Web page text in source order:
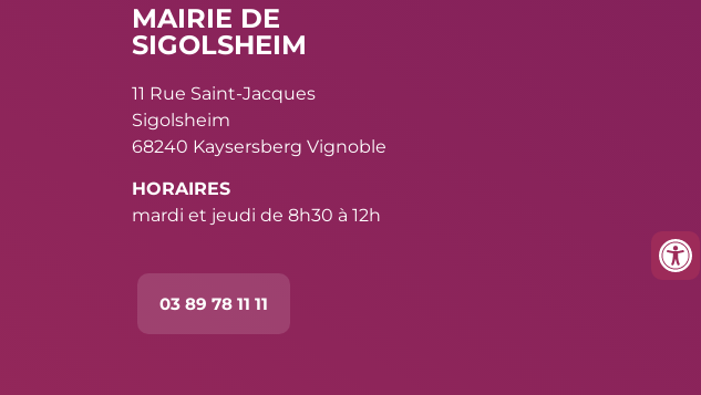
MAIRIE DE
SIGOLSHEIM
11 Rue Saint-Jacques
Sigolsheim
68240 Kaysersberg Vignoble
HORAIRES
mardi et jeudi de 8h30 à 12h
03 89 78 11 11